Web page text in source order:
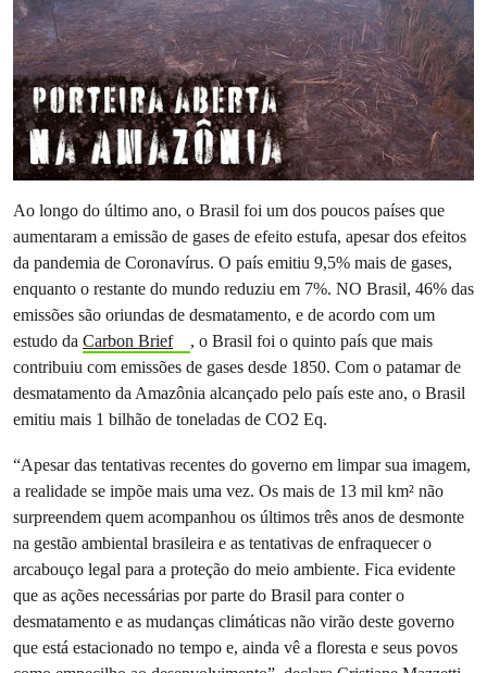
Ao longo do último ano, o Brasil foi um dos poucos países que
aumentaram a emissão de gases de efeito estufa, apesar dos efeitos
da pandemia de Coronavírus. O país emitiu 9,5% mais de gases,
enquanto o restante do mundo reduziu em 7%. NO Brasil, 46% das
emissões são oriundas de desmatamento, e de acordo com um
estudo da Carbon Brief
, o Brasil foi o quinto país que mais
contribuiu com emissões de gases desde 1850. Com o patamar de
desmatamento da Amazônia alcançado pelo país este ano, o Brasil
emitiu mais 1 bilhão de toneladas de CO2 Eq.
“Apesar das tentativas recentes do governo em limpar sua imagem,
a realidade se impõe mais uma vez. Os mais de 13 mil km² não
surpreendem quem acompanhou os últimos três anos de desmonte
na gestão ambiental brasileira e as tentativas de enfraquecer o
arcabouço legal para a proteção do meio ambiente. Fica evidente
que as ações necessárias por parte do Brasil para conter o
desmatamento e as mudanças climáticas não virão deste governo
que está estacionado no tempo e, ainda vê a floresta e seus povos